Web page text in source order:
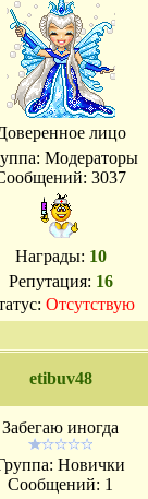
лицо
Модераторы
3037
Награды: 10
Репутация: 16
Отсутствую
etibuv48
Забегаю иногда
Новички
Сообщений: 1